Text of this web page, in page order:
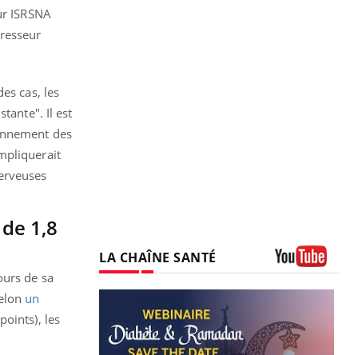
ISRSNA
cas, les
Il est
des
1,8
de sa
un
les
LA CHAÎNE SANTÉ